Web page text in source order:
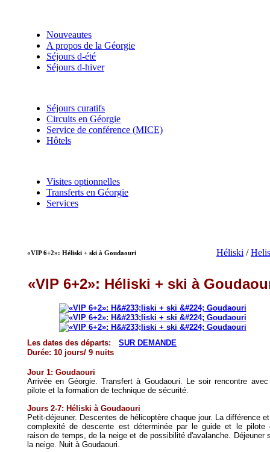
Nouveautes
A propos de la Géorgie
Séjours d-été
Séjours d-hiver
Séjours curatifs
Circuits en Géorgie
Service de conférence (MICE)
Hôtels
Visites optionnelles
Transferts en Géorgie
Services
«VIP 6+2»: Héliski + ski à Goudaouri Héliski /
«VIP 6+2»: Héliski + ski à
Les dates des départs:
SUR DEMANDE
Durée: 10 jours/ 9 nuits
Jour 1: Goudaouri
Arrivée en Géorgie. Transfert à Goudaouri. Le soir rencontre
pilote et la formation de technique de sécurité.
Jours 2-7: Héliski à Goudaouri
Petit-déjeuner. Descentes de hélicoptère chaque jour. La différence
complexité de descente est déterminée par le guide et le pilote
raison de temps, de la neige et de possibilité d'avalanche. Déjeuner
la neige. Nuit à Goudaouri.